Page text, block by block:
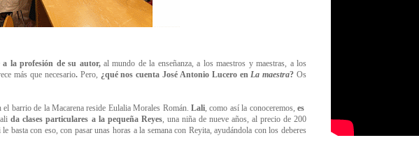
a la profesión de su autor, al mundo de la enseñanza, a los maestros y maestras, a los
más que necesario.Pero, ¿qué nos cuenta José Antonio Lucero en La maestra?Os
el barrio de la Macarena reside Eulalia Morales Román.Lali , como así la conoceremos,es
da clases particulares a la pequeña Reyes, una niña de nueve años, al precio de 200
basta con eso, con pasar unas horas a la semana con Reyita, ayudándola con los deberes